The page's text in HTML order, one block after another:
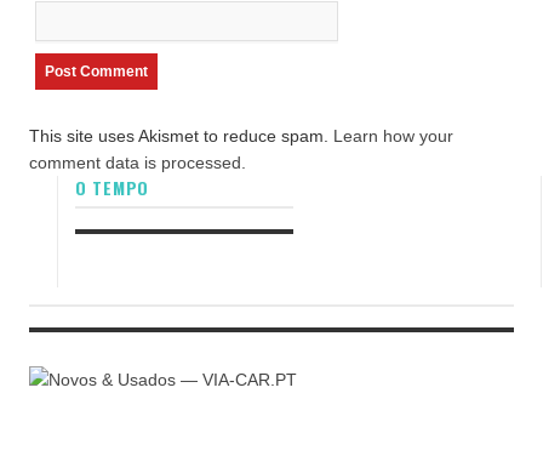
This site uses Akismet to reduce spam. Learn how your
comment data is processed.
O TEMPO